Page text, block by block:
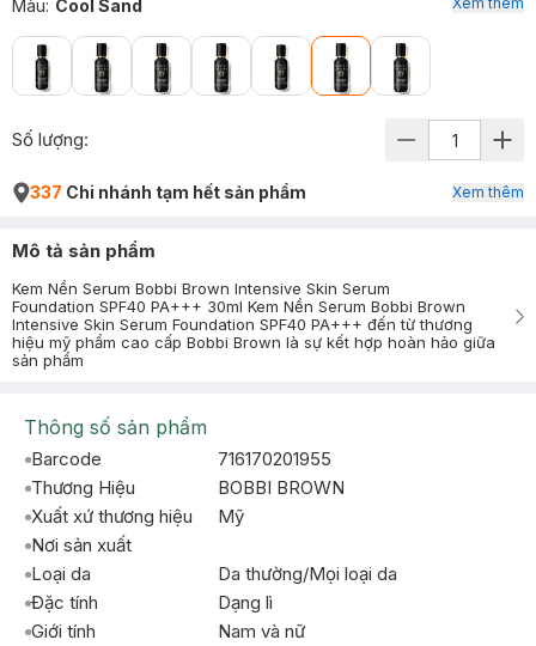
Màu: Cool Sand
Số lượng:
337 Chi nhánh tạm hết sản phẩm Xem thêm
Mô tả sản phẩm
Kem Nền Serum Bobbi Brown Intensive Skin Serum
Foundation SPF40 PA+++ 30ml Kem Nền Serum Bobbi Brown
Intensive Skin Serum Foundation SPF40 PA+++ đến từ thương
hiệu mỹ phẩm cao cấp Bobbi Brown là sự kết hợp hoàn hảo giữa
sản phẩm
Thông số sản phẩm
Barcode
716170201955
Thương Hiệu
BOBBI BROWN
Xuất xứ thương hiệu
Mỹ
Nơi sản xuất
Loại da
Da thường/Mọi loại da
Đặc tính
Dạng lì
Giới tính
Nam và nữ